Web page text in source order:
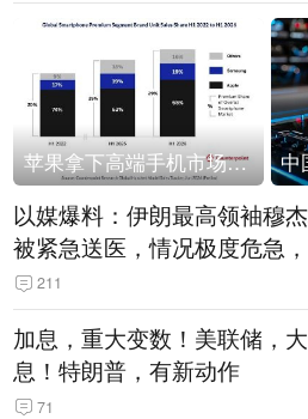
苹果拿下高端手机市场65%的份额：iPhone 17系列功不可没
以媒爆料：伊朗最高领袖穆
被紧急送医，情况极度危急
随时会死去”
211
加息，重大变数！美联储，
息！特朗普，有新动作
71